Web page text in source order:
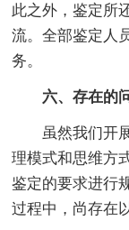
此之外，鉴定所
流。全部鉴定人
务。
六、存在的
虽然我们开展
理模式和思维方
鉴定的要求进行
过程中，尚存在